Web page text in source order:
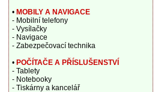
• MOBILY A NAVIGACE
- Mobilní telefony
- Vysílačky
- Navigace
- Zabezpečovací technika
• POČÍTAČE A PŘÍSLUŠENSTVÍ
- Tablety
- Notebooky
- Tiskárny a kancelář